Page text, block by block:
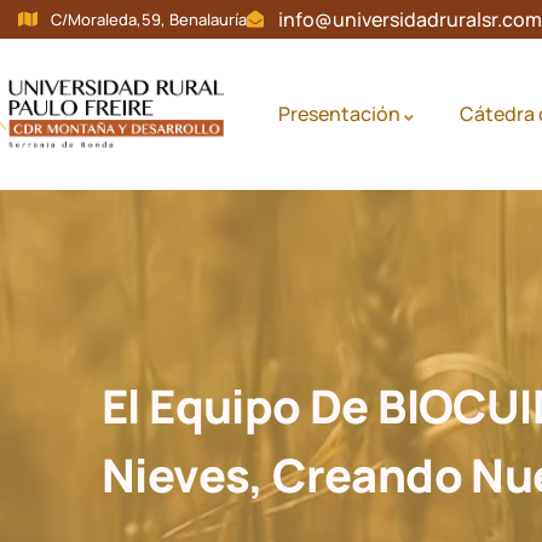
Nota:
este
web
incluye
sistema
C/Moraleda,59, Benalauría info@universidadruralsr.com
Presentación Cátedra
El Equipo De
Nieves, Creando